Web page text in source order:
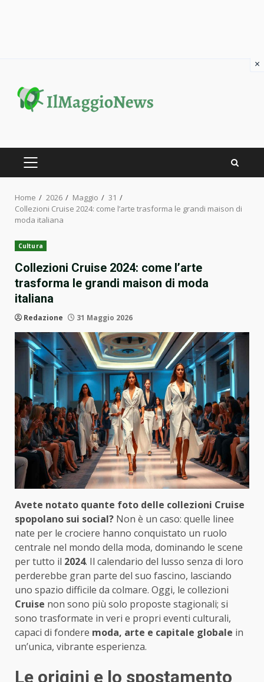
content
PRIMARY
Home 2026 Maggio
31
Collezioni Cruise 2024: come l’arte trasforma le grandi maison di
moda italiana
Cultura
Collezioni Cruise 2024: come l’arte
trasforma le grandi maison di moda
italiana
Redazione 31 Maggio 2026
Avete notato quante foto delle collezioni Cruise
spopolano sui social? Non è un caso: quelle linee
nate per le crociere hanno conquistato un ruolo
centrale nel mondo della moda, dominando le scene
per tutto il 2024. Il calendario del lusso senza di loro
perderebbe gran parte del suo fascino, lasciando
uno spazio difficile da colmare. Oggi, le collezioni
Cruise non sono più solo proposte stagionali; si
sono trasformate in veri e propri eventi culturali,
capaci di fondere moda, arte e capitale globale in
un’unica, vibrante esperienza.
Le origini e lo spostamento
×